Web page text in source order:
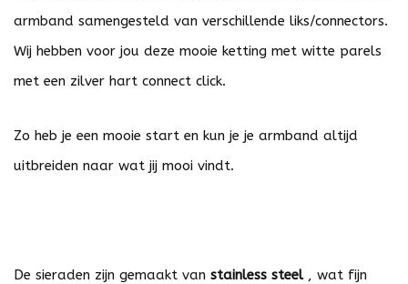
armband samengesteld van verschillende liks/connectors.
Wij hebben voor jou deze mooie ketting met witte parels
met een zilver hart connect click.
Zo heb je een mooie start en kun je je armband altijd
uitbreiden naar wat jij mooi vindt.
De sieraden zijn gemaakt van stainless steel, wat fijn